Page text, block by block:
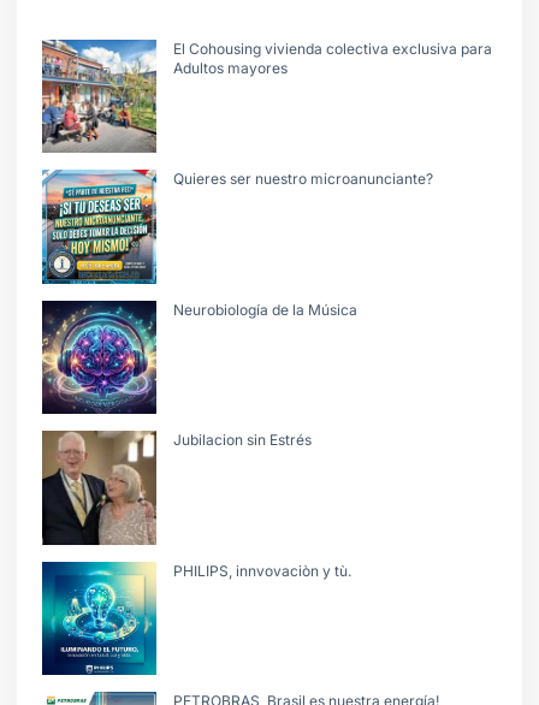
El Cohousing vivienda colectiva exclusiva para
Adultos mayores
Quieres ser nuestro microanunciante?
Neurobiología de la Música
Jubilacion sin Estrés
PHILIPS, innvovaciòn y tù.
PETROBRAS, Brasil es nuestra energía!